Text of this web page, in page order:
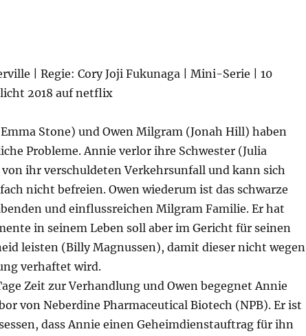
| Regie: Cory Joji Fukunaga | Mini-Serie | 10
2018 auf netflix
Stone) und Owen Milgram (Jonah Hill) haben
Probleme. Annie verlor ihre Schwester (Julia
ihr verschuldeten Verkehrsunfall und kann sich
nicht befreien. Owen wiederum ist das schwarze
und einflussreichen Milgram Familie. Er hat
in seinem Leben soll aber im Gericht für seinen
leisten (Billy Magnussen), damit dieser nicht wegen
verhaftet wird.
Zeit zur Verhandlung und Owen begegnet Annie
von Neberdine Pharmaceutical Biotech (NPB). Er ist
dass Annie einen Geheimdienstauftrag für ihn